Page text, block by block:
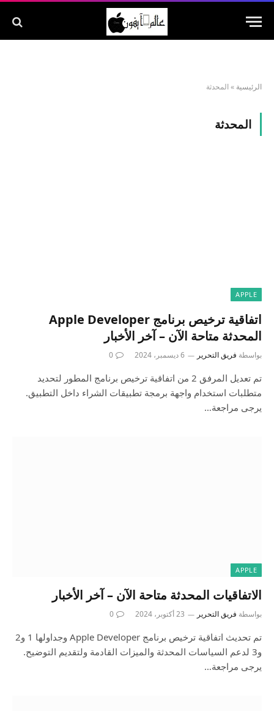
الرئيسية » المحدثة
المحدثة
APPLE
اتفاقية ترخيص برنامج Apple Developer
المحدثة متاحة الآن – آخر الأخبار
بواسطة فريق التحرير 6 ديسمبر، 2024 0
تم تعديل المرفق 2 من اتفاقية ترخيص برنامج المطور لتحديد
متطلبات استخدام واجهة برمجة تطبيقات الشراء داخل التطبيق.
يرجى مراجعة…
APPLE
الاتفاقيات المحدثة متاحة الآن – آخر الأخبار
بواسطة فريق التحرير 23 أكتوبر، 2024 0
تم تحديث اتفاقية ترخيص برنامج Apple Developer وجداولها 1 و2
و3 لدعم السياسات المحدثة والميزات القادمة ولتقديم التوضيح.
يرجى مراجعة…